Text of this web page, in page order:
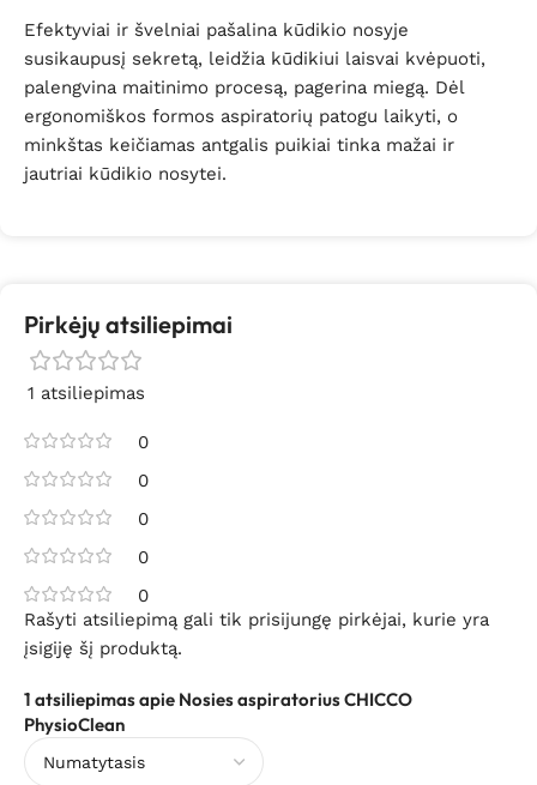
Efektyviai ir švelniai pašalina kūdikio nosyje
susikaupusį sekretą, leidžia kūdikiui laisvai kvėpuoti,
palengvina maitinimo procesą, pagerina miegą. Dėl
ergonomiškos formos aspiratorių patogu laikyti, o
minkštas keičiamas antgalis puikiai tinka mažai ir
jautriai kūdikio nosytei.
Pirkėjų atsiliepimai
1 atsiliepimas
0
0
0
0
0
1 atsiliepimas apie Nosies aspiratorius CHICCO
PhysioClean
Rašyti atsiliepimą gali tik prisijungę pirkėjai, kurie yra
įsigiję šį produktą.